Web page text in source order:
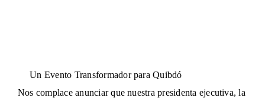
Un Evento Transformador para Quibdó
Nos complace anunciar que nuestra presidenta ejecutiva, la